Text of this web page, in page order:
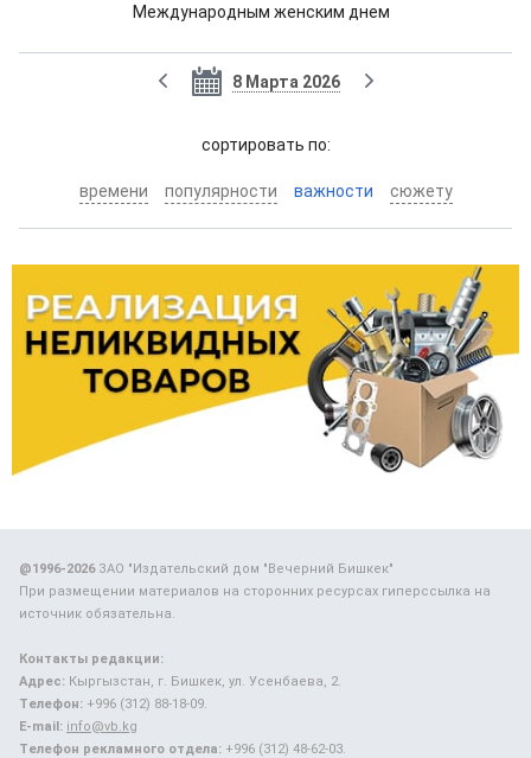
Международным женским днем
8 Марта 2026
cортировать по:
времени популярности важности сюжету
@1996-2026ЗАО "Издательский дом "Вечерний Бишкек"
При размещении материалов на сторонних ресурсах гиперссылка на
источник обязательна.
Контакты редакции:
Адрес: Кыргызстан, г. Бишкек, ул. Усенбаева, 2.
Телефон: +996 (312) 88-18-09.
E-mail: info@vb.kg
Телефон рекламного отдела: +996 (312) 48-62-03.